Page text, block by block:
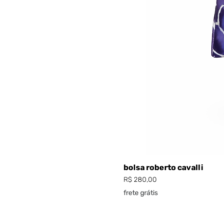
bolsa roberto cavalli
Preço
R$ 280,00
frete grátis